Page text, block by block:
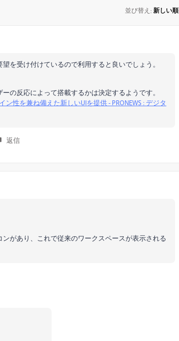
並び替え : 新しい順
を受け付けているので利用すると良いでしょう。
の反応によって搭載するかは決定するようです。
性を兼ね備えた新しいUIを提供 - PRONEWS : デジタ
返信
があり、これで従来のワークスペースが表示される